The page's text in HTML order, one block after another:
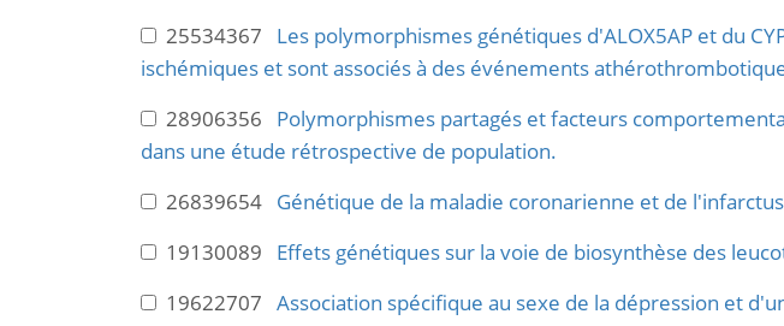
25534367 Les polymorphismes génétiques d'ALOX5AP et du
ischémiques et sont associés à des événements
28906356 Polymorphismes partagés et facteurs
dans une étude rétrospective de population.
26839654 Génétique de la maladie coronarienne et de
19130089 Effets génétiques sur la voie de biosynthèse des
19622707 Association spécifique au sexe de la dépression et